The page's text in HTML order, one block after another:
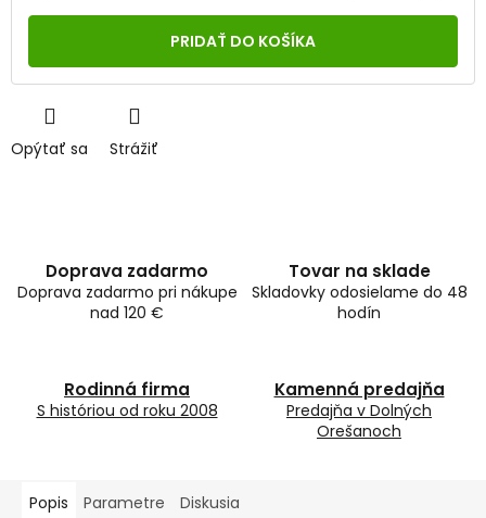
Jednotková
PRIDAŤ DO KOŠÍKA
Opýtať sa Strážiť
Doprava zadarmo
Doprava zadarmo pri nákupe
nad 120 €
Tovar na sklade
Skladovky odosielame do 48
hodín
Rodinná firma
S históriou od roku 2008
Kamenná predajňa
Predajňa v Dolných
Orešanoch
Popis Parametre Diskusia